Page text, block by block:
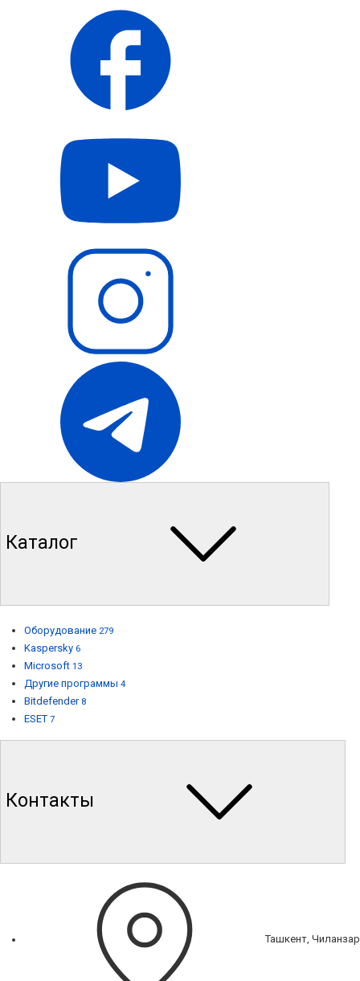
Каталог
Оборудование 279
Kaspersky 6
Microsoft 13
Другие программы 4
Bitdefender 8
ESET 7
Контакты
Ташкент, Чиланзар